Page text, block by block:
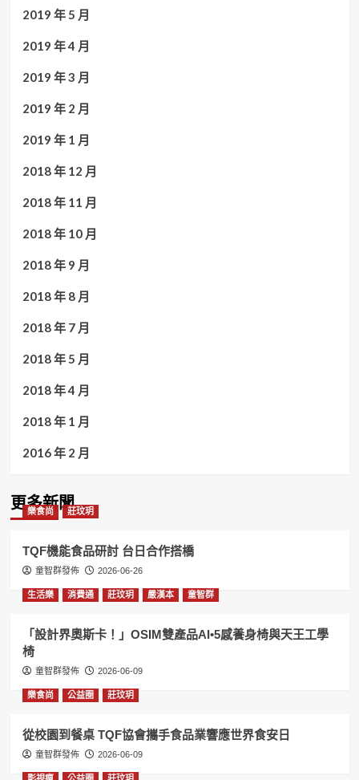
2019 年 5 月
2019 年 4 月
2019 年 3 月
2019 年 2 月
2019 年 1 月
2018 年 12 月
2018 年 11 月
2018 年 10 月
2018 年 9 月
2018 年 8 月
2018 年 7 月
2018 年 5 月
2018 年 4 月
2018 年 1 月
2016 年 2 月
更多新聞
樂食尚 莊玟玥
TQF機能食品研討 台日合作搭橋
童智群發佈 2026-06-26
生活樂 消費通 莊玟玥 嚴漢本 童智群
「設計界奧斯卡！」OSIM雙產品AI•5感養身椅與天王工學
椅
童智群發佈 2026-06-09
樂食尚 公益圈 莊玟玥
從校園到餐桌 TQF協會攜手食品業響應世界食安日
童智群發佈 2026-06-09